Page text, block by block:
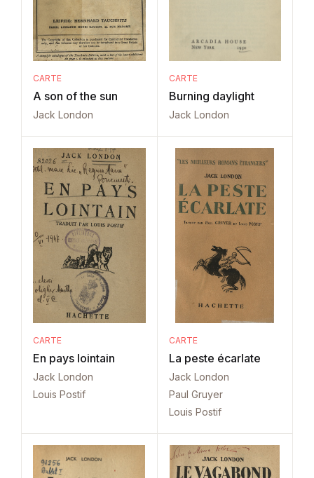
CARTE
A son of the sun
Jack London
CARTE
Burning daylight
Jack London
CARTE
En pays lointain
Jack London
Louis Postif
CARTE
La peste écarlate
Jack London
Paul Gruyer
Louis Postif